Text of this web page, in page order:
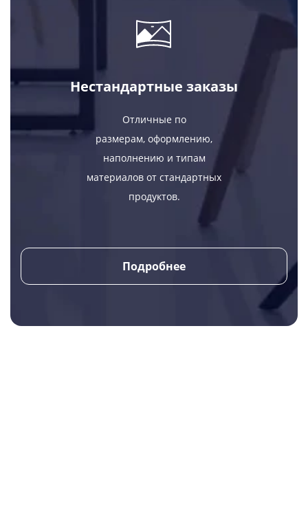
Нестандартные заказы
Отличные по
размерам, оформлению,
наполнению и типам
материалов от стандартных
продуктов.
Подробнее